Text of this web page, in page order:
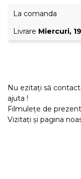
La comanda
Livrare Miercuri,
Nu ezitați să
ajuta !
Filmulețe de
Vizitați și pagina